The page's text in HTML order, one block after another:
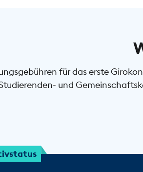
für das erste
und